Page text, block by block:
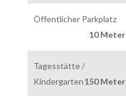
Öffentlicher Parkplatz
10 Meter
Tagesstätte /
Kindergarten150 Meter